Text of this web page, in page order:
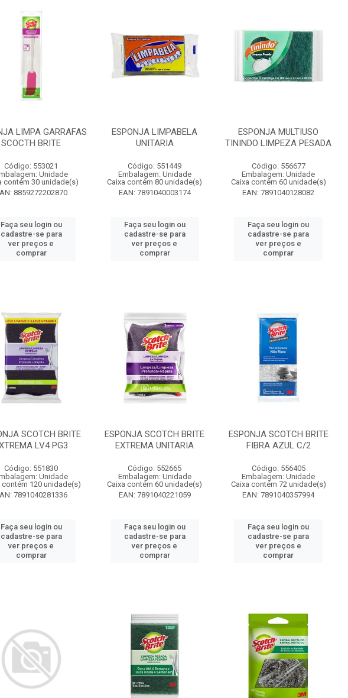
LIMPA GARRAFAS
SCOCTH BRITE
Código: 553021
Unidade
contém 30 unidade(s)
8859272202870
Faça seu login ou
cadastre-se para
ver preços e
comprar
ESPONJA LIMPABELA
UNITARIA
Código: 551449
Embalagem: Unidade
Caixa contém 80 unidade(s)
EAN: 7891040003174
Faça seu login ou
cadastre-se para
ver preços e
comprar
ESPONJA MULTIUSO
TININDO LIMPEZA PESADA
Código: 556677
Embalagem: Unidade
Caixa contém 60 unidade(s)
EAN: 7891040128082
Faça seu login ou
cadastre-se para
ver preços e
comprar
SCOTCH BRITE
LV4 PG3
Código: 551830
Unidade
contém 120 unidade(s)
7891040281336
Faça seu login ou
cadastre-se para
ver preços e
comprar
ESPONJA SCOTCH BRITE
EXTREMA UNITARIA
Código: 552665
Embalagem: Unidade
Caixa contém 60 unidade(s)
EAN: 7891040221059
Faça seu login ou
cadastre-se para
ver preços e
comprar
ESPONJA SCOTCH BRITE
FIBRA AZUL C/2
Código: 556405
Embalagem: Unidade
Caixa contém 72 unidade(s)
EAN: 7891040357994
Faça seu login ou
cadastre-se para
ver preços e
comprar